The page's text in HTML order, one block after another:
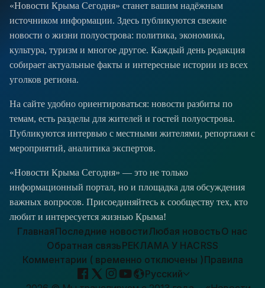
«Новости Крыма Сегодня» станет вашим надёжным
источником информации. Здесь публикуются свежие
новости о жизни полуострова: политика, экономика,
культура, туризм и многое другое. Каждый день редакция
собирает актуальные факты и интересные истории из всех
уголков региона.
На сайте удобно ориентироваться: новости разбиты по
темам, есть разделы для жителей и гостей полуострова.
Публикуются интервью с местными жителями, репортажи с
мероприятий, аналитика экспертов.
«Новости Крыма Сегодня» — это не только
информационный портал, но и площадка для обсуждения
важных вопросов. Присоединяйтесь к сообществу тех, кто
любит и интересуется жизнью Крыма!
ГлавнаяПоследние новостиЛюбая новостьО нас
Обратная связьРЕКЛАМА У НАСRSS
Комментарии ( временно отключены )Правила
Русский